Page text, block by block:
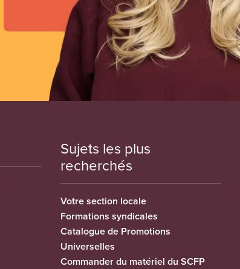
Sujets les plus
recherchés
Votre section locale
Formations syndicales
Catalogue de Promotions
Universelles
Commander du matériel du SCFP